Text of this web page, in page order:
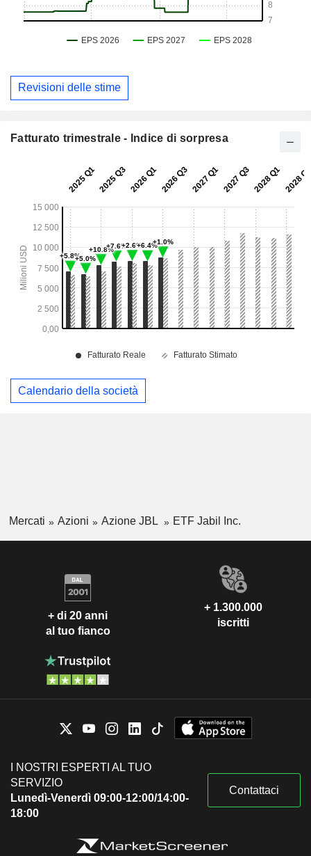
Revisioni delle stime
Fatturato trimestrale - Indice di sorpresa
Calendario della società
Mercati Azioni Azione JBL ETF Jabil Inc.
+ di 20 anni
al tuo fianco
+ 1.300.000
iscritti
I NOSTRI ESPERTI AL TUO
SERVIZIO
Lunedì-Venerdì 09:00-12:00/14:00-
18:00
Contattaci